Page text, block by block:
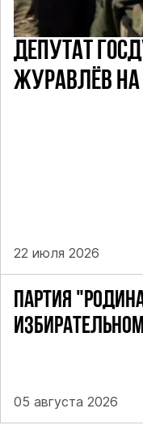
ПАРТИЯ
05 августа 2026
ДЕПУТАТ
ЖУРАВЛЁВ НА
22 июля 2026